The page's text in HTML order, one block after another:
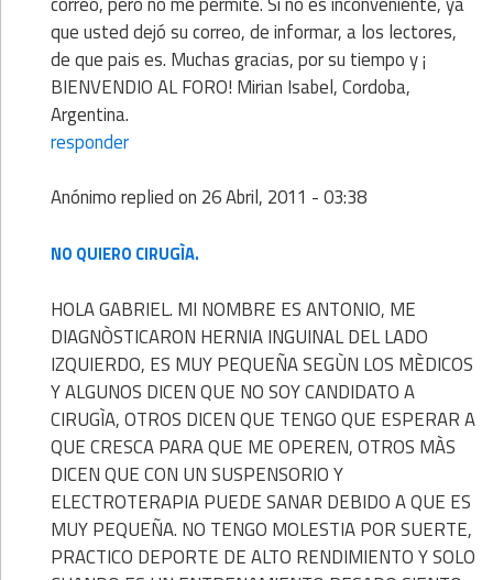
que usted dejó su correo, de informar, a los lectores,
de que pais es. Muchas gracias, por su tiempo y ¡
BIENVENDIO AL FORO! Mirian Isabel, Cordoba,
Argentina.
responder
Anónimoreplied on 26 Abril, 2011 - 03:38
NO QUIERO CIRUGÌA.
HOLA GABRIEL. MI NOMBRE ES ANTONIO, ME
DIAGNÒSTICARON HERNIA INGUINAL DEL LADO
IZQUIERDO, ES MUY PEQUEÑA SEGÙN LOS MÈDICOS
Y ALGUNOS DICEN QUE NO SOY CANDIDATO A
CIRUGÌA, OTROS DICEN QUE TENGO QUE ESPERAR A
QUE CRESCA PARA QUE ME OPEREN, OTROS MÀS
DICEN QUE CON UN SUSPENSORIO Y
ELECTROTERAPIA PUEDE SANAR DEBIDO A QUE ES
MUY PEQUEÑA. NO TENGO MOLESTIA POR SUERTE,
PRACTICO DEPORTE DE ALTO RENDIMIENTO Y SOLO